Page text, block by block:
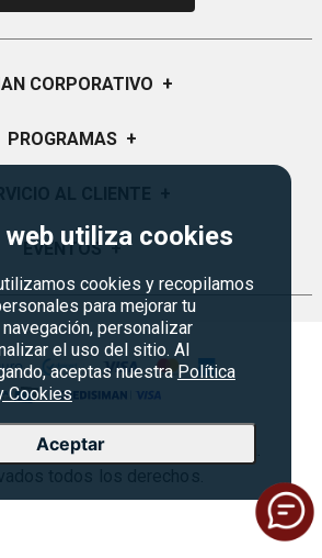
utiliza cookies
cookies y recopilamos
para mejorar tu
personalizar
el uso del sitio. Al
aceptas nuestra Política
Cookies
Aceptar
CORPORATIVO +
Quiénes Somos
Sucursales
Servicios
Empleos Siman
PROGRAMAS +
de Regalo
Credisiman
Frecuentes
devoluciones y garantías
Contáctenos
Seguridad del sitio
de Privacidad
ofertas
Términos legales
EVENTOS +
Rebajas
Almacenes Siman Guatemala.